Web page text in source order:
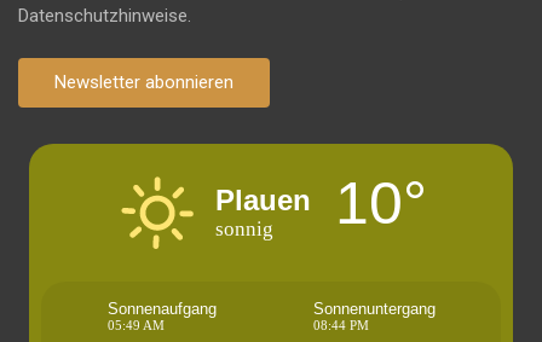
Datenschutzhinweise.
Newsletter abonnieren
Plauen
sonnig 10°
Sonnenaufgang
05:49 AM
Sonnenuntergang
08:44 PM